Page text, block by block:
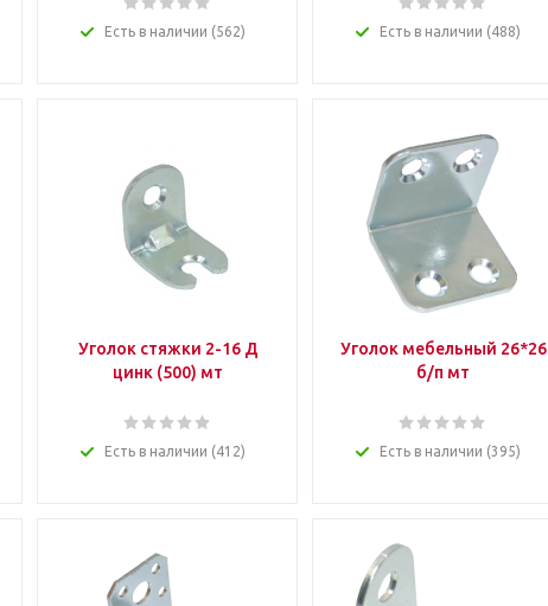
Есть в наличии (562) Есть в наличии (488)
Уголок стяжки 2-16 Д
цинк (500) мт
Есть в наличии (412)
Уголок мебельный 26*26
б/п мт
Есть в наличии (395)